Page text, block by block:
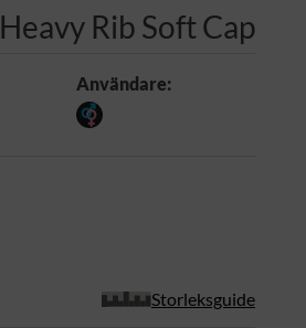
Heavy Rib Soft Cap
Användare:
Storleksguide